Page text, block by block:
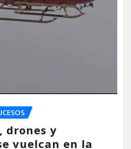
drones y
vuelcan en la